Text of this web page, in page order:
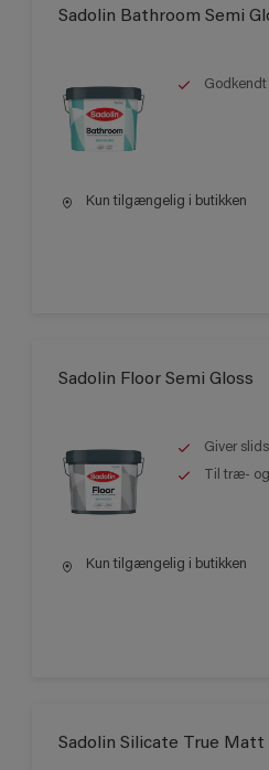
Sadolin Bathroom Semi
Kun tilgængelig i butikken
Sadolin Floor Semi Gloss
Giver
Til træ-
Kun tilgængelig i butikken
Sadolin Silicate True Matt